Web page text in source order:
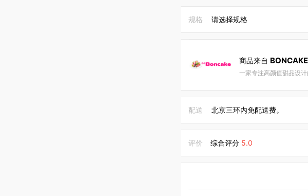
规格 请选择规格
商品来自 BONCAKE
配送 北京三环内免配送费。
评价 综合评分 5.0